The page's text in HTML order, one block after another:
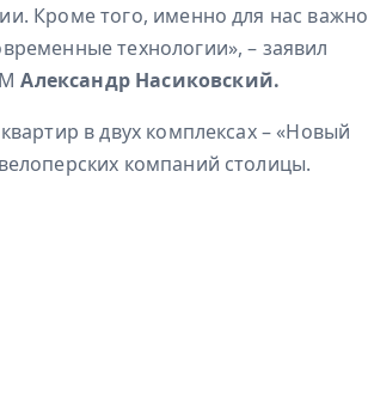
Кроме того, именно для нас важно
технологии», – заявил
Александр Насиковский.
в двух комплексах – «Новый
компаний столицы.